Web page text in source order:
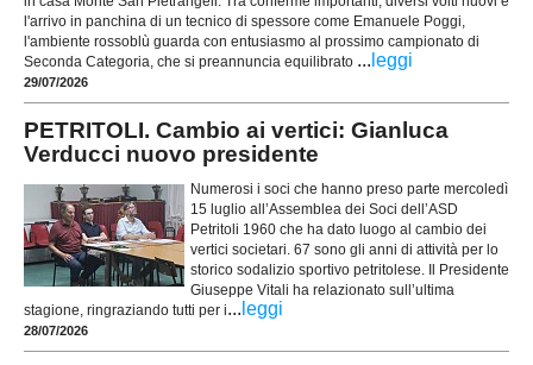
l'arrivo in panchina di un tecnico di spessore come Emanuele Poggi,
l'ambiente rossoblù guarda con entusiasmo al prossimo campionato di
Seconda Categoria, che si preannuncia equilibrato ... leggi
29/07/2026
PETRITOLI. Cambio ai vertici: Gianluca
Verducci nuovo presidente
Numerosi i soci che hanno preso parte mercoledì
15 luglio all’Assemblea dei Soci dell’ASD
Petritoli 1960 che ha dato luogo al cambio dei
vertici societari. 67 sono gli anni di attività per lo
storico sodalizio sportivo petritolese. Il Presidente
Giuseppe Vitali ha relazionato sull’ultima
stagione, ringraziando tutti per i... leggi
28/07/2026